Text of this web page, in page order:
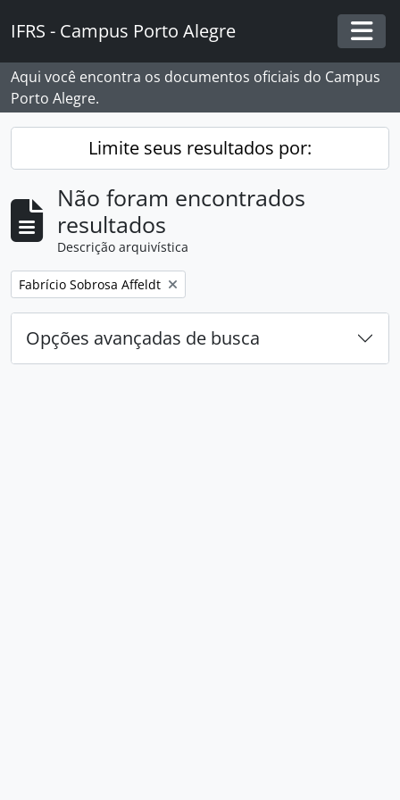
IFRS - Campus Porto Alegre
Aqui você encontra os documentos oficiais do Campus
Porto Alegre.
Limite seus resultados por:
Não foram encontrados
resultados
Descrição arquivística
Remover filtro:
Fabrício Sobrosa Affeldt
Opções avançadas de busca